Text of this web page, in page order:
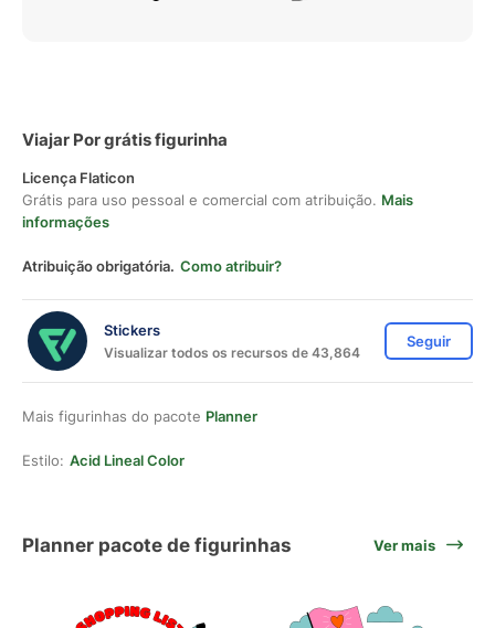
Viajar Por grátis figurinha
Licença Flaticon
Grátis para uso pessoal e comercial com atribuição. Mais
informações
Atribuição obrigatória. Como atribuir?
Stickers
Visualizar todos os recursos de 43,864
Seguir
Mais figurinhas do pacote Planner
Estilo: Acid Lineal Color
Planner pacote de figurinhas Ver mais